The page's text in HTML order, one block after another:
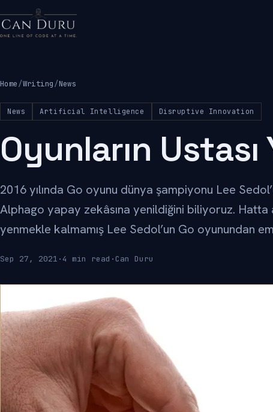
Home/Writing/News
News Artificial Intelligence Disruptive Innovation
Oyunların
2016 yılında Go oyunu dünya şampiyonu Lee
Alphago yapay zekâsına yenildiğini biliyoruz.
yenmekle kalmamış Lee Sedol’un Go oyunundan
Sep 27, 2021 · 4 min read · Can Duru